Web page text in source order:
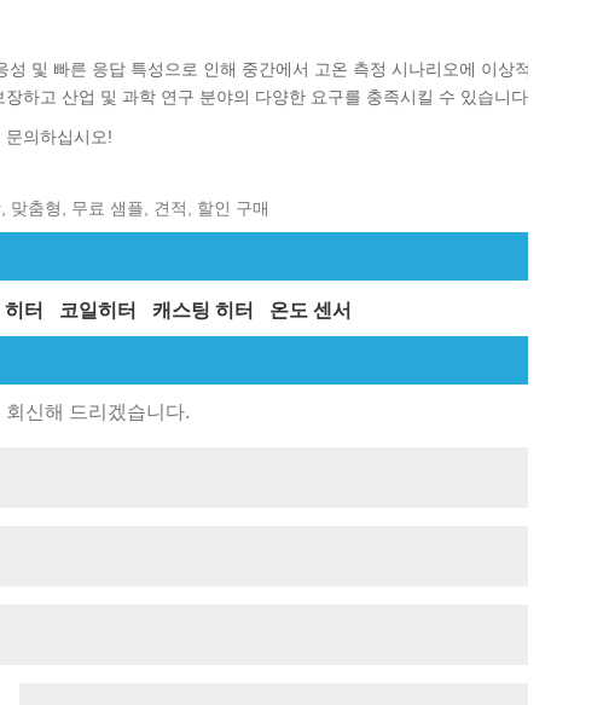
및 빠른 응답 특성으로 인해 중간에서 고온 측정 시나리오에 이상적
하고 산업 및 과학 연구 분야의 다양한 요구를 충족시킬 수 있습니다.
의하십시오!
춤형, 무료 샘플, 견적, 할인 구매
터 코일히터 캐스팅 히터 온도 센서
신해 드리겠습니다.